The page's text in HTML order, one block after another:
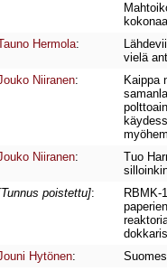
Hermola:
vielä
Niiranen:
Kaippa
Niiranen:
Tuo
poistettu]:
RBMK-
Hytönen: